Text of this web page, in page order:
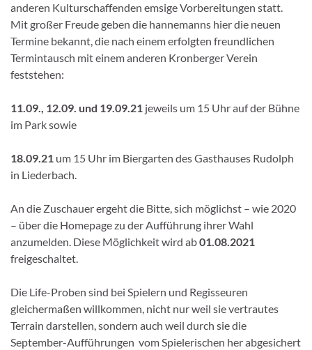
anderen Kulturschaffenden emsige Vorbereitungen statt.
Mit großer Freude geben die hannemanns hier die neuen
Termine bekannt, die nach einem erfolgten freundlichen
Termintausch mit einem anderen Kronberger Verein
feststehen:
11.09., 12.09. und 19.09.21 jeweils um 15 Uhr auf der Bühne
im Park sowie
18.09.21 um 15 Uhr im Biergarten des Gasthauses Rudolph
in Liederbach.
An die Zuschauer ergeht die Bitte, sich möglichst – wie 2020
– über die Homepage zu der Aufführung ihrer Wahl
anzumelden. Diese Möglichkeit wird ab01.08.2021
freigeschaltet.
Die Life-Proben sind bei Spielern und Regisseuren
gleichermaßen willkommen, nicht nur weil sie vertrautes
Terrain darstellen, sondern auch weil durch sie die
September-Aufführungen vom Spielerischen her abgesichert